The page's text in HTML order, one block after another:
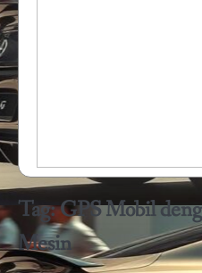
Tag:GPS Mobil
Mesin